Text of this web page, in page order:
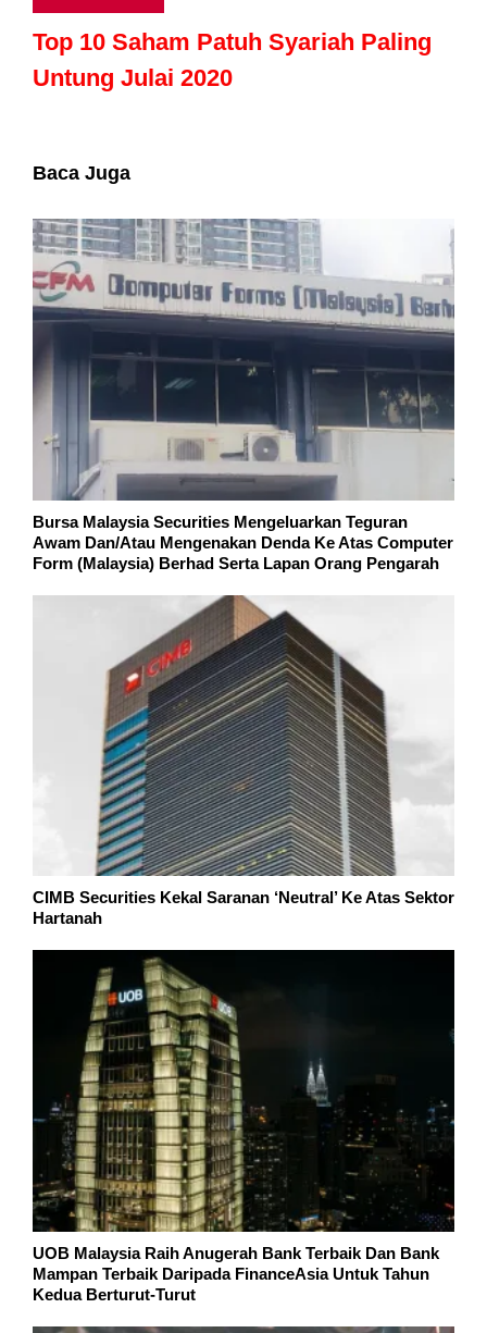
Top 10 Saham Patuh Syariah Paling
Untung Julai 2020
Baca Juga
Bursa Malaysia Securities Mengeluarkan Teguran
Awam Dan/Atau Mengenakan Denda Ke Atas Computer
Form (Malaysia) Berhad Serta Lapan Orang Pengarah
CIMB Securities Kekal Saranan ‘Neutral’ Ke Atas Sektor
Hartanah
UOB Malaysia Raih Anugerah Bank Terbaik Dan Bank
Mampan Terbaik Daripada FinanceAsia Untuk Tahun
Kedua Berturut-Turut